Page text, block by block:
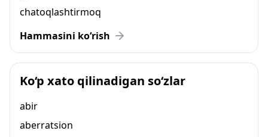
chatoqlashtirmoq
Hammasini ko‘rish
Ko‘p xato qilinadigan so‘zlar
abir
aberratsion